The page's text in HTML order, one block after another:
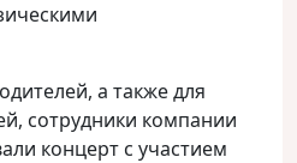
а также для
сотрудники компании
концерт с участием